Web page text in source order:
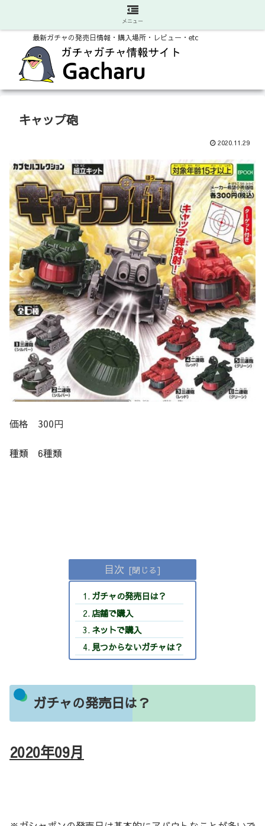
最新ガチャの発売日情報・購入場所・レビュー・etc
キャップ砲
2020.11.29
価格 300円
種類 6種類
目次
ガチャの発売日は？
店舗で購入
ネットで購入
見つからないガチャは？
ガチャの発売日は？
2020年09月
メニュー